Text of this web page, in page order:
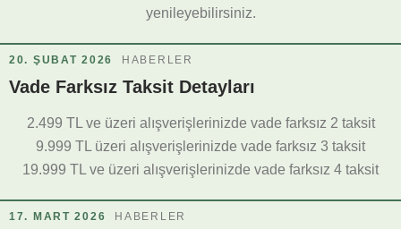
yenileyebilirsiniz.
20. ŞUBAT 2026 HABERLER
Vade Farksız Taksit Detayları
2.499 TL ve üzeri alışverişlerinizde vade farksız 2 taksit
9.999 TL üzeri alışverişlerinizde vade farksız 3 taksit
19.999 TL ve üzeri alışverişlerinizde vade farksız 4 taksit
17. MART 2026 HABERLER